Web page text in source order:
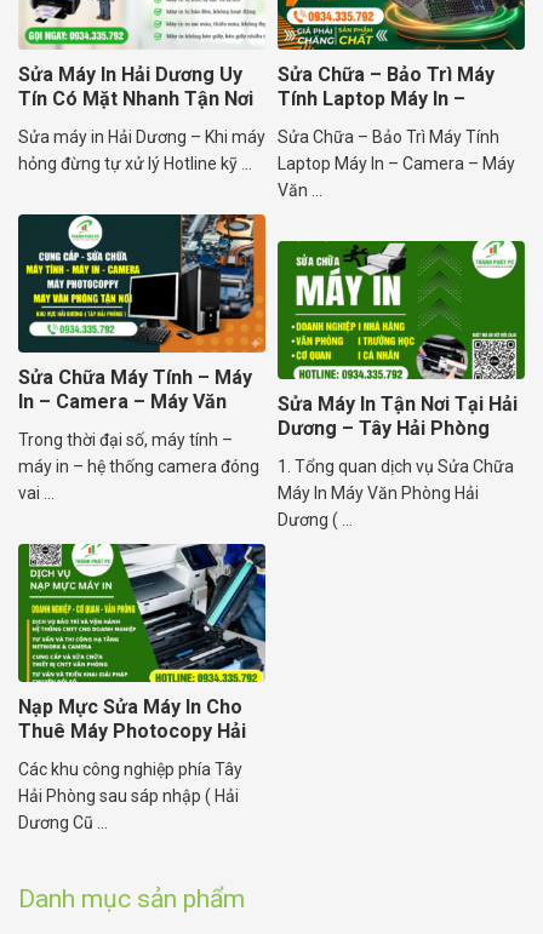
Danh mục sản phẩm
Sửa Máy In Hải Dương Uy
Tín Có Mặt Nhanh Tận Nơi
Sửa máy in Hải Dương – Khi máy
hỏng đừng tự xử lý Hotline kỹ ...
Sửa Chữa – Bảo Trì Máy
Tính Laptop Máy In –
Camera
Sửa Chữa – Bảo Trì Máy Tính
Laptop Máy In – Camera – Máy
Văn ...
Sửa Chữa Máy Tính – Máy
In – Camera – Máy Văn
Trong thời đại số, máy tính –
máy in – hệ thống camera đóng
vai ...
Sửa Máy In Tận Nơi Tại Hải
Dương – Tây Hải Phòng
1. Tổng quan dịch vụ Sửa Chữa
Máy In Máy Văn Phòng Hải
Dương ( ...
Nạp Mực Sửa Máy In Cho
Thuê Máy Photocopy Hải
Các khu công nghiệp phía Tây
Hải Phòng sau sáp nhập ( Hải
Dương Cũ ...